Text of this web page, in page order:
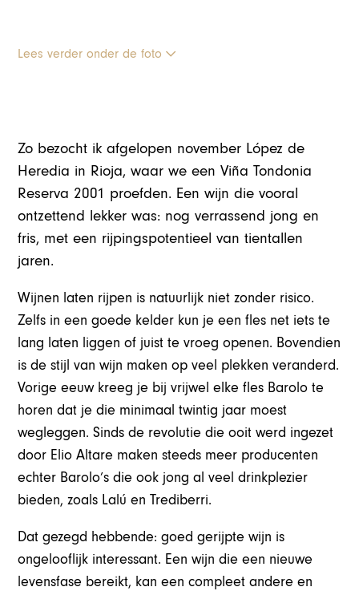
Lees verder onder de foto
Zo bezocht ik afgelopen november López de
Heredia in Rioja, waar we een Viña Tondonia
Reserva 2001 proefden. Een wijn die vooral
ontzettend lekker was: nog verrassend jong en
fris, met een rijpingspotentieel van tientallen
jaren.
Wijnen laten rijpen is natuurlijk niet zonder risico.
Zelfs in een goede kelder kun je een fles net iets te
lang laten liggen of juist te vroeg openen. Bovendien
is de stijl van wijn maken op veel plekken veranderd.
Vorige eeuw kreeg je bij vrijwel elke fles Barolo te
horen dat je die minimaal twintig jaar moest
wegleggen. Sinds de revolutie die ooit werd ingezet
door Elio Altare maken steeds meer producenten
echter Barolo’s die ook jong al veel drinkplezier
bieden, zoals Lalú en Trediberri.
Dat gezegd hebbende: goed gerijpte wijn is
ongelooflijk interessant. Een wijn die een nieuwe
levensfase bereikt, kan een compleet andere en